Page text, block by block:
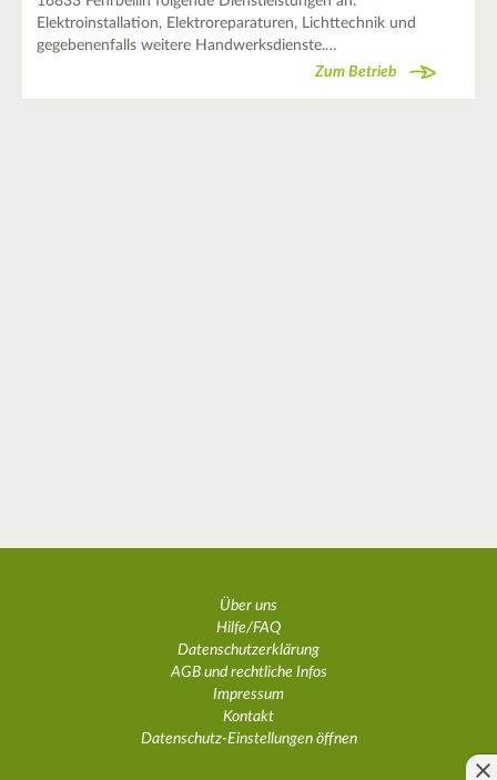
Elektroinstallation, Elektroreparaturen, Lichttechnik und
gegebenenfalls weitere Handwerksdienste.…
Zum Betrieb
Über uns
Hilfe/FAQ
Datenschutzerklärung
AGB und rechtliche Infos
Impressum
Kontakt
Datenschutz-Einstellungen öffnen